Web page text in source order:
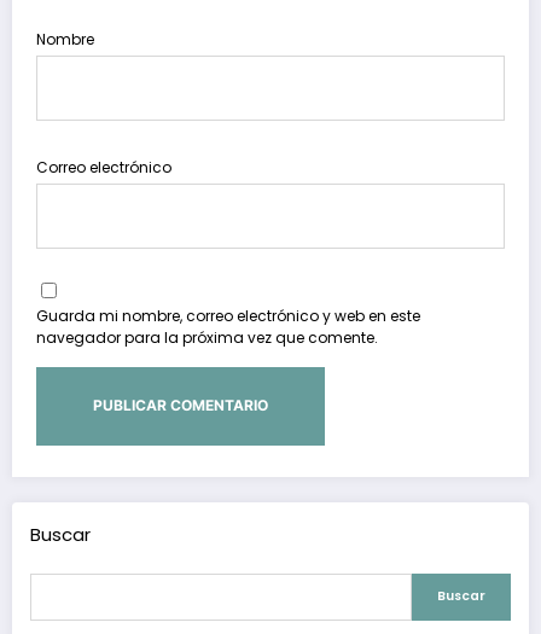
Nombre
Correo electrónico
Guarda mi nombre, correo electrónico y web en este
navegador para la próxima vez que comente.
Buscar
Buscar